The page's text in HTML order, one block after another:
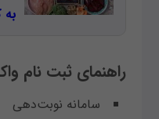
به
راهنمای ثبت نام
سامانه نوبت‌دهی